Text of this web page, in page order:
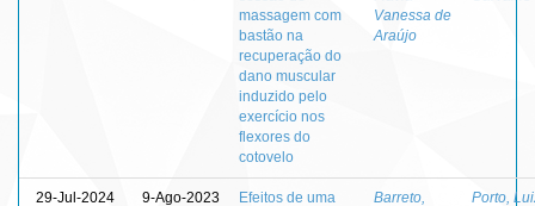
massagem com
bastão na
recuperação do
dano muscular
induzido pelo
exercício nos
flexores do
cotovelo
Vanessa de
Araújo
29-Jul-2024 9-Ago-2023
Efeitos de uma
Barreto,
Porto,